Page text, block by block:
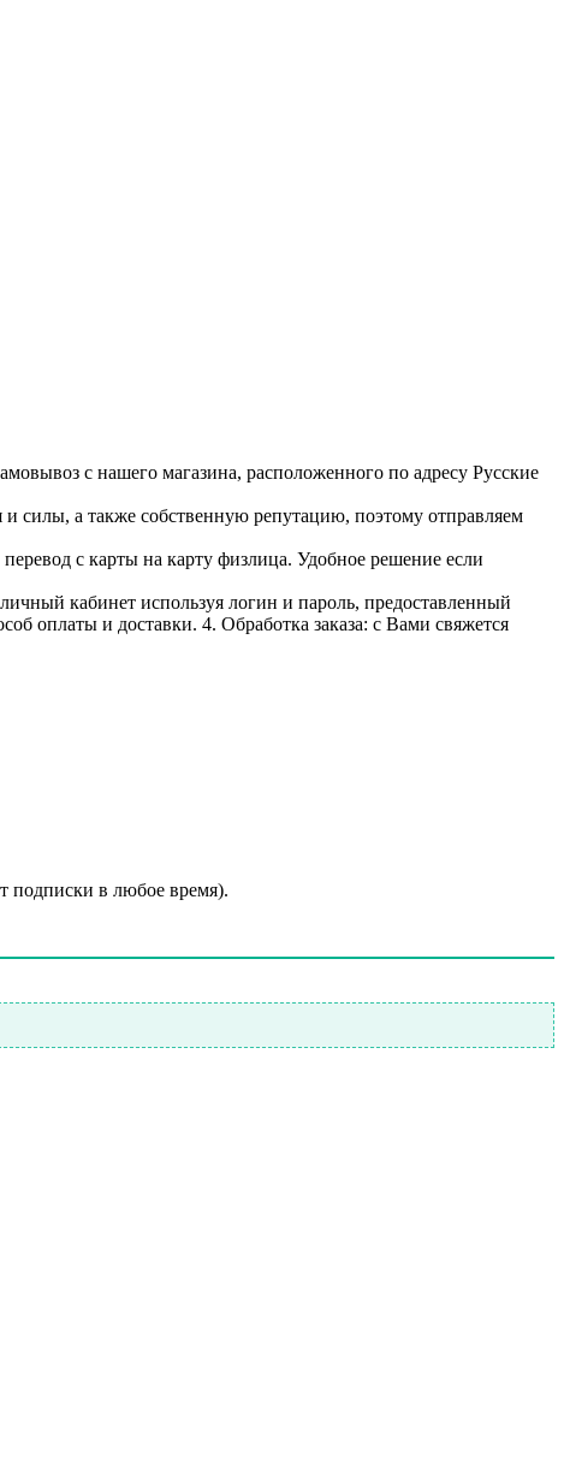
с нашего магазина, расположенного по адресу Русские
силы, а также собственную репутацию, поэтому отправляем
с карты на карту физлица. Удобное решение если
кабинет используя логин и пароль, предоставленный
оплаты и доставки. 4. Обработка заказа: с Вами свяжется
подписки в любое время).